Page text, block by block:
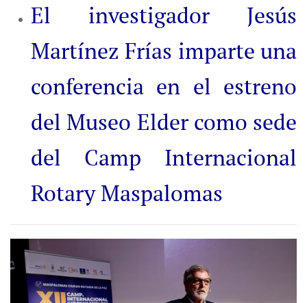
El investigador Jesús
Martínez Frías imparte una
conferencia en el estreno
del Museo Elder como sede
del Camp Internacional
Rotary Maspalomas